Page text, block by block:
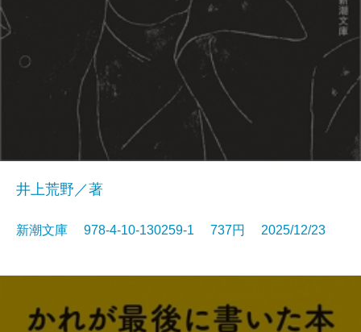
井上荒野／著
新潮文庫 978-4-10-130259-1 737円 2025/12/23